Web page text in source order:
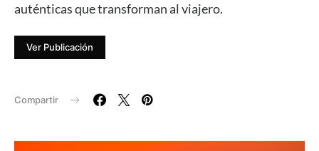
auténticas que transforman al viajero.
Ver Publicación
Compartir